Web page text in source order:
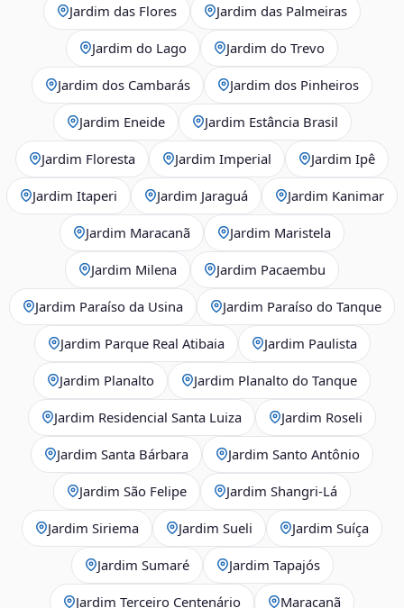
Jardim das Flores Jardim das Palmeiras
Jardim do Lago Jardim do Trevo
Jardim dos Cambarás Jardim dos Pinheiros
Jardim Eneide Jardim Estância Brasil
Jardim Floresta Jardim Imperial Jardim Ipê
Jardim Itaperi Jardim Jaraguá Jardim Kanimar
Jardim Maracanã Jardim Maristela
Jardim Milena Jardim Pacaembu
Jardim Paraíso da Usina Jardim Paraíso do Tanque
Jardim Parque Real Atibaia Jardim Paulista
Jardim Planalto Jardim Planalto do Tanque
Jardim Residencial Santa Luiza Jardim Roseli
Jardim Santa Bárbara Jardim Santo Antônio
Jardim São Felipe Jardim Shangri-Lá
Jardim Siriema Jardim Sueli Jardim Suíça
Jardim Sumaré Jardim Tapajós
Jardim Terceiro Centenário Maracanã